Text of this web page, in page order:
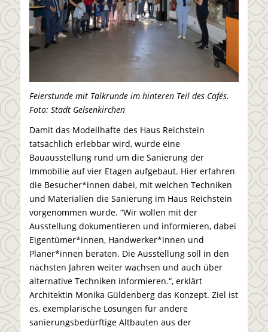
Feierstunde mit Talkrunde im hinteren Teil des Cafés.
Foto: Stadt Gelsenkirchen
Damit das Modellhafte des Haus Reichstein
tatsächlich erlebbar wird, wurde eine
Bauausstellung rund um die Sanierung der
Immobilie auf vier Etagen aufgebaut. Hier erfahren
die Besucher*innen dabei, mit welchen Techniken
und Materialien die Sanierung im Haus Reichstein
vorgenommen wurde. “Wir wollen mit der
Ausstellung dokumentieren und informieren, dabei
Eigentümer*innen, Handwerker*innen und
Planer*innen beraten. Die Ausstellung soll in den
nächsten Jahren weiter wachsen und auch über
alternative Techniken informieren.“, erklärt
Architektin Monika Güldenberg das Konzept. Ziel ist
es, exemplarische Lösungen für andere
sanierungsbedürftige Altbauten aus der